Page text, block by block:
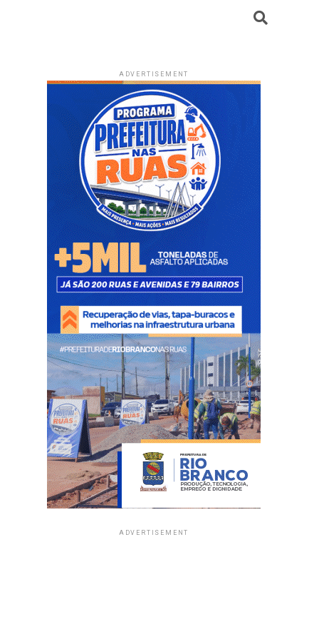
ADVERTISEMENT
ADVERTISEMENT